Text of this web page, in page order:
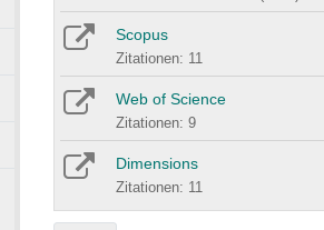
Scopus
Zitationen: 11
Web of Science
Zitationen: 9
Dimensions
Zitationen: 11